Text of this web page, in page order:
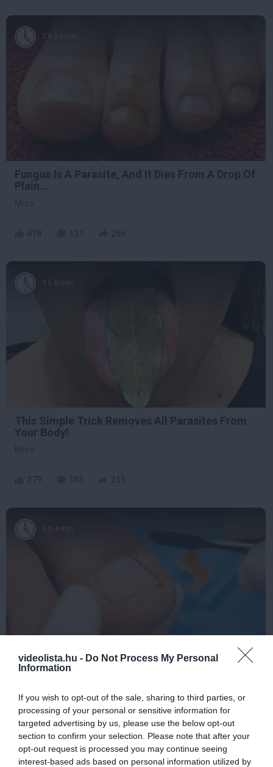
videolista.hu - Do Not Process My Personal
Information
If you wish to opt-out of the sale, sharing to third parties, or
processing of your personal or sensitive information for
targeted advertising by us, please use the below opt-out
section to confirm your selection. Please note that after your
opt-out request is processed you may continue seeing
interest-based ads based on personal information utilized by
7 h 29 min
Fungus Is A Parasite, And It Dies From A Drop Of
Plain...
More
1 h 8 min
This Simple Trick Removes All Parasites From
Your Body!
More
5 h 4 min
Fungus Dries Up And Falls Off After The First
More
374 165 82